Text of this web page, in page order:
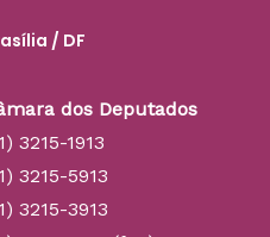
/ DF
dos Deputados
3215-1913
3215-5913
3215-3913